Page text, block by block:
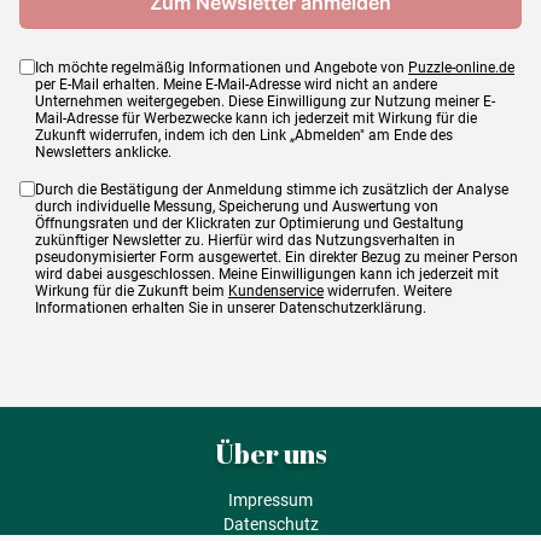
Ich möchte regelmäßig Informationen und Angebote von Puzzle-online.de
per E-Mail erhalten. Meine E-Mail-Adresse wird nicht an andere
Unternehmen weitergegeben. Diese Einwilligung zur Nutzung meiner E-
Mail-Adresse für Werbezwecke kann ich jederzeit mit Wirkung für die
Zukunft widerrufen, indem ich den Link „Abmelden" am Ende des
Newsletters anklicke.
Durch die Bestätigung der Anmeldung stimme ich zusätzlich der Analyse
durch individuelle Messung, Speicherung und Auswertung von
Öffnungsraten und der Klickraten zur Optimierung und Gestaltung
zukünftiger Newsletter zu. Hierfür wird das Nutzungsverhalten in
pseudonymisierter Form ausgewertet. Ein direkter Bezug zu meiner Person
wird dabei ausgeschlossen. Meine Einwilligungen kann ich jederzeit mit
Wirkung für die Zukunft beim Kundenservice widerrufen. Weitere
Informationen erhalten Sie in unserer Datenschutzerklärung.
Über uns
Impressum
Datenschutz